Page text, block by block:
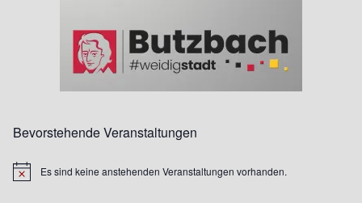
Bevorstehende Veranstaltungen
HinweisEs sind keine anstehenden Veranstaltungen vorhanden.